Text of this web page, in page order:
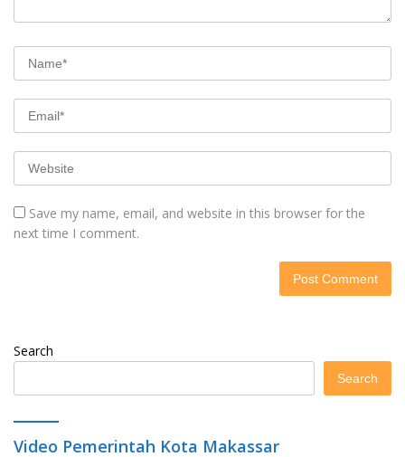
Save my name, email, and website in this browser for the
next time I comment.
Search
Search
Video Pemerintah Kota Makassar